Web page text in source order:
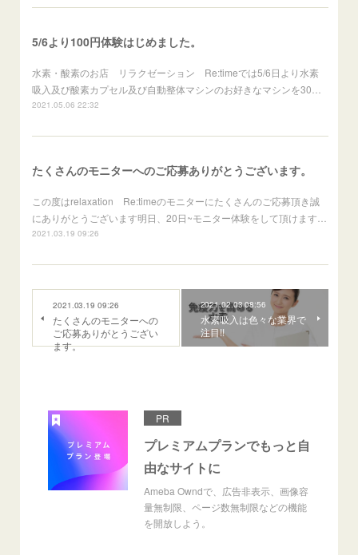
5/6より100円体験はじめました。
水素・酸素のお店 リラクゼーション Re:timeでは5/6日より水素
吸入及び酸素カプセル及び自動整体マシンのお好きなマシンを30…
2021.05.06 22:32
たくさんのモニターへのご応募ありがとうございます。
この度はrelaxation Re:timeのモニターにたくさんのご応募頂き誠
にありがとうございます明日、20日~モニター体験をして頂けます…
2021.03.19 09:26
2021.03.19 09:26
たくさんのモニターへの
ご応募ありがとうござい
ます。
2021.02.03 08:56
水素吸入は色々な業界で
注目!!
PR
プレミアムプランでもっと自
由なサイトに
Ameba Owndで、広告非表示、画像容
量無制限、ページ数無制限などの機能
を開放しよう。